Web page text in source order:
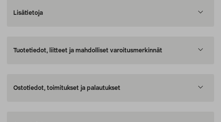
Lisätietoja
Tuotetiedot, liitteet ja mahdolliset varoitusmerkinnät
Ostotiedot, toimitukset ja palautukset